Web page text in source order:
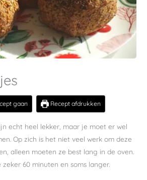
gaan Recept afdrukken
echt heel lekker, maar je moet er wel
Op zich is het niet veel werk om deze
alleen moeten ze best lang in de oven.
60 minuten en soms langer.